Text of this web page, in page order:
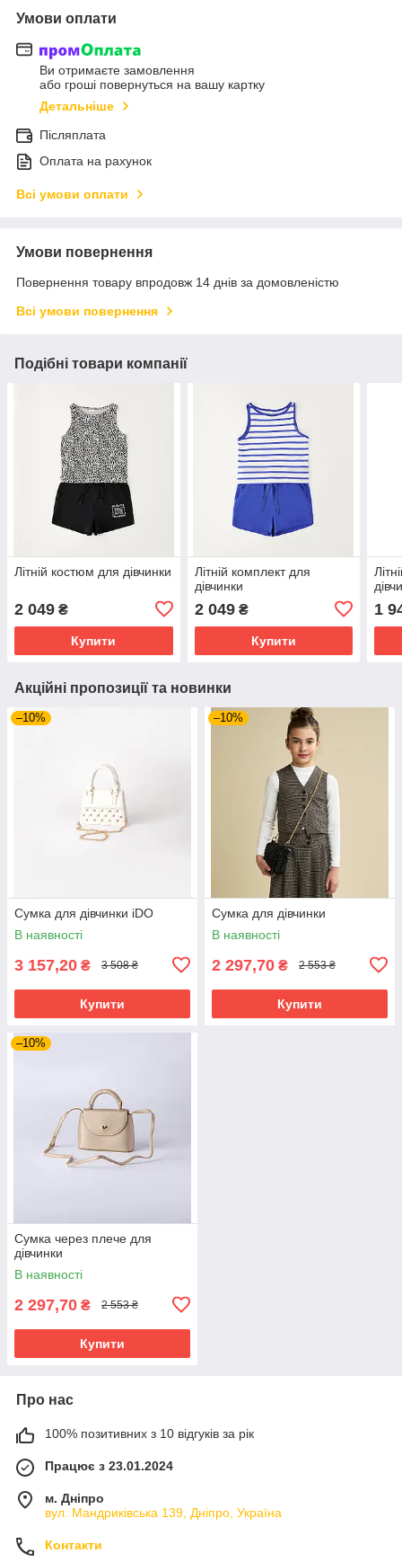
Умови оплати
Ви отримаєте замовлення
або гроші повернуться на вашу картку
Детальніше
Післяплата
Оплата на рахунок
Всі умови оплати
Умови повернення
Повернення товару впродовж 14 днів за домовленістю
Всі умови повернення
Подібні товари компанії
Літній костюм для дівчинки
2 049 ₴
Купити
Літній комплект для
дівчинки
2 049₴
Купити
1
Акційні пропозиції та новинки
–10%
Сумка для дівчинки iDO
В наявності
3 157,20 ₴ 3 508 ₴
Купити
–10%
Сумка для дівчинки
В наявності
2 297,70 ₴ 2 553 ₴
Купити
–10%
Сумка через плече для
дівчинки
В наявності
2 297,70 ₴ 2 553 ₴
Купити
Про нас
100% позитивних з 10 відгуків за рік
Працює з 23.01.2024
м. Дніпро
вул. Мандриківська 139, Дніпро, Україна
Контакти